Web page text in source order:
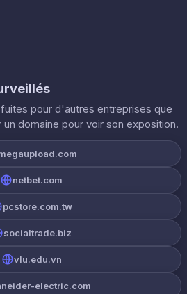
pour d'autres entreprises que
domaine pour voir son exposition.
netbet.com
pcstore.com.tw
socialtrade.biz
vlu.edu.vn
electric.com